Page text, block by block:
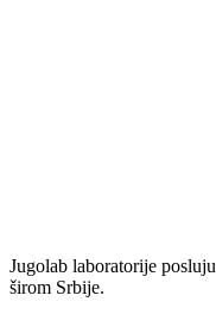
Jugolab laboratorije
širom Srbije.